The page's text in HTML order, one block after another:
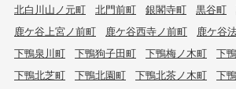
北白川山ノ元町
北門前町 銀閣寺町 黒谷町
鹿ケ谷上宮ノ前町
鹿ケ谷西寺ノ前町 鹿ケ谷
下鴨泉川町
下鴨狗子田町 下鴨梅ノ木町 下
下鴨北芝町
下鴨北園町 下鴨北茶ノ木町
下